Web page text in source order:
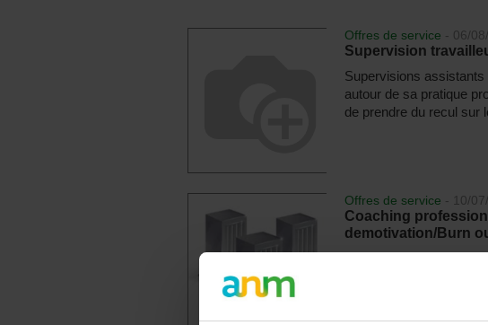
Offres de service - 06/
Supervision
Supervisions
autour de sa pratique
de prendre du recul sur
Offres de service - 10/
Coaching
demotivation/Burn